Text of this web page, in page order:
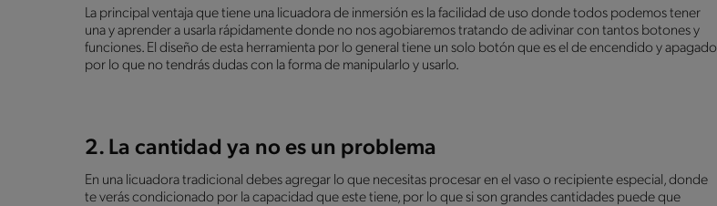
La principal ventaja que tiene una licuadora de inmersión es la facilidad de uso donde todos podemos tener
una y aprender a usarla rápidamente donde no nos agobiaremos tratando de adivinar con tantos botones y
funciones. El diseño de esta herramienta por lo general tiene un solo botón que es el de encendido y apagado
por lo que no tendrás dudas con la forma de manipularlo y usarlo.
2. La cantidad ya no es un problema
En una licuadora tradicional debes agregar lo que necesitas procesar en el vaso o recipiente especial, donde
te verás condicionado por la capacidad que este tiene, por lo que si son grandes cantidades puede que